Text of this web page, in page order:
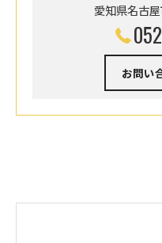
愛知県名古
お問い